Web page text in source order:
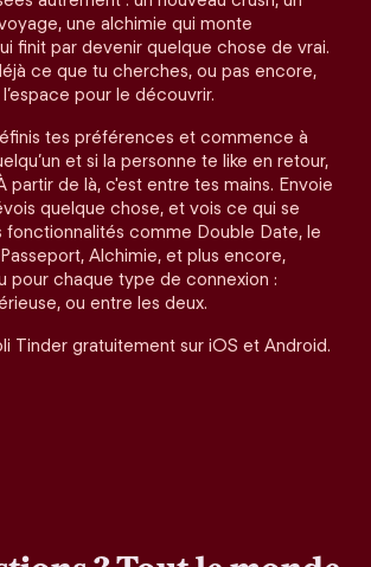
une alchimie qui monte
finit par devenir quelque chose de vrai.
ce que tu cherches, ou pas encore,
pour le découvrir.
tes préférences et commence à
et si la personne te like en retour,
partir de là, c'est entre tes mains. Envoie
quelque chose, et vois ce qui se
fonctionnalités comme Double Date, le
Alchimie, et plus encore,
pour chaque type de connexion :
ou entre les deux.
Tinder gratuitement sur iOS et Android.